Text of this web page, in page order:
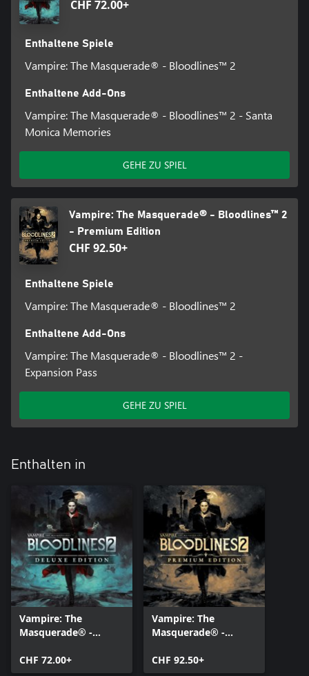
CHF 72.00+
Enthaltene Spiele
Vampire: The Masquerade® - Bloodlines™ 2
Enthaltene Add-Ons
Vampire: The Masquerade® - Bloodlines™ 2 - Santa
Monica Memories
GEHE ZU SPIEL
Vampire: The Masquerade® - Bloodlines™ 2
- Premium Edition
CHF 92.50+
Enthaltene Spiele
Vampire: The Masquerade® - Bloodlines™ 2
Enthaltene Add-Ons
Vampire: The Masquerade® - Bloodlines™ 2 -
Expansion Pass
GEHE ZU SPIEL
Enthalten in
Vampire: The
Masquerade® -
Deluxe Edition
CHF 72.00+
Vampire: The
Masquerade® -
Premium Edition
CHF 92.50+